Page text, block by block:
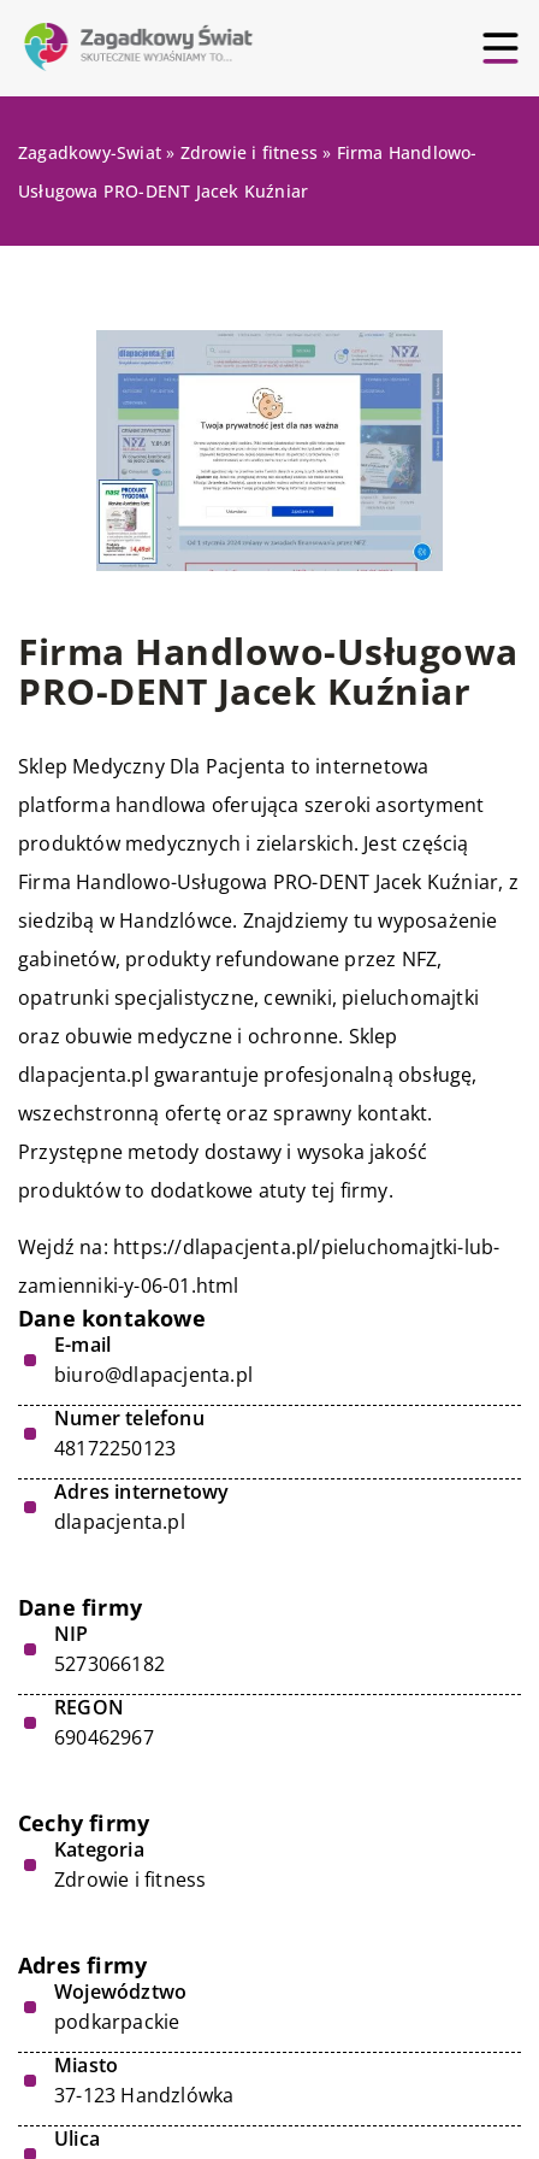
Zagadkowy-Swiat » Zdrowie i fitness » Firma Handlowo-
Usługowa PRO-DENT Jacek Kuźniar
Firma Handlowo-Usługowa
PRO-DENT Jacek Kuźniar
Sklep Medyczny Dla Pacjenta to internetowa
platforma handlowa oferująca szeroki asortyment
produktów medycznych i zielarskich. Jest częścią
Firma Handlowo-Usługowa PRO-DENT Jacek Kuźniar, z
siedzibą w Handzlówce. Znajdziemy tu wyposażenie
gabinetów, produkty refundowane przez NFZ,
opatrunki specjalistyczne, cewniki, pieluchomajtki
oraz obuwie medyczne i ochronne. Sklep
dlapacjenta.pl gwarantuje profesjonalną obsługę,
wszechstronną ofertę oraz sprawny kontakt.
Przystępne metody dostawy i wysoka jakość
produktów to dodatkowe atuty tej firmy.
Wejdź na: https://dlapacjenta.pl/pieluchomajtki-lub-
zamienniki-y-06-01.html
Dane kontakowe
E-mail
biuro@dlapacjenta.pl
Numer telefonu
48172250123
Adres internetowy
dlapacjenta.pl
Dane firmy
NIP
5273066182
REGON
690462967
Cechy firmy
Kategoria
Zdrowie i fitness
Adres firmy
Województwo
podkarpackie
Miasto
37-123 Handzlówka
Ulica